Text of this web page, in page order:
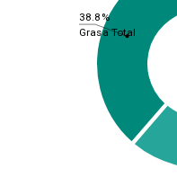
38.8%
Grasa Total